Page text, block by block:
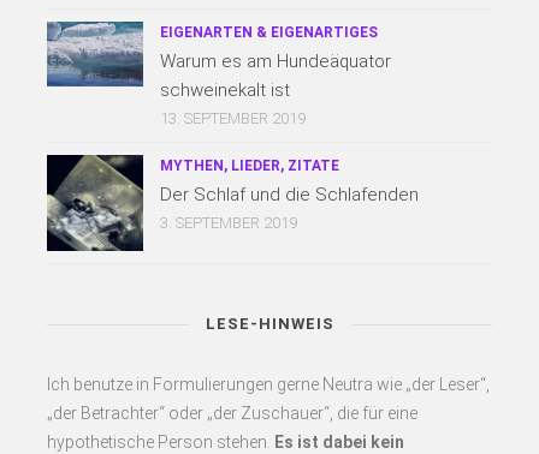
EIGENARTEN & EIGENARTIGES
Warum es am Hundeäquator
schweinekalt ist
13. SEPTEMBER 2019
MYTHEN, LIEDER, ZITATE
Der Schlaf und die Schlafenden
3. SEPTEMBER 2019
LESE-HINWEIS
Ich benutze in Formulierungen gerne Neutra wie „der Leser“,
„der Betrachter“ oder „der Zuschauer“, die für eine
hypothetische Person stehen. Es ist dabei kein